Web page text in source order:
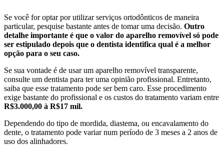
Se você for optar por utilizar serviços ortodônticos de maneira
particular, pesquise bastante antes de tomar uma decisão. Outro
detalhe importante é que o valor do aparelho removível só pode
ser estipulado depois que o dentista identifica qual é a melhor
opção para o seu caso.
Se sua vontade é de usar um aparelho removível transparente,
consulte um dentista para ter uma opinião profissional. Entretanto,
saiba que esse tratamento pode ser bem caro. Esse procedimento
exige bastante do profissional e os custos do tratamento variam entre
R$3.000,00 à R$17 mil.
Dependendo do tipo de mordida, diastema, ou encavalamento do
dente, o tratamento pode variar num período de 3 meses a 2 anos de
uso dos alinhadores.